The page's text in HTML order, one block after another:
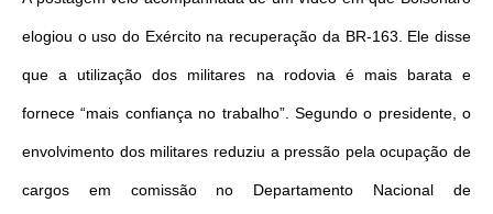
elogiou o uso do Exército na recuperação da BR-163. Ele disse
que a utilização dos militares na rodovia é mais barata e
fornece “mais confiança no trabalho”. Segundo o presidente, o
envolvimento dos militares reduziu a pressão pela ocupação de
cargos em comissão no Departamento Nacional de